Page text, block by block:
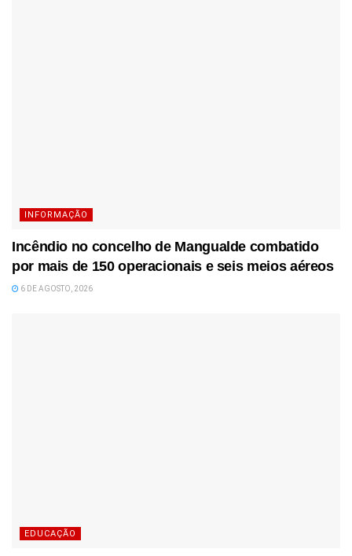
INFORMAÇÃO
Incêndio no concelho de Mangualde combatido
por mais de 150 operacionais e seis meios aéreos
6 DE AGOSTO, 2026
EDUCAÇÃO